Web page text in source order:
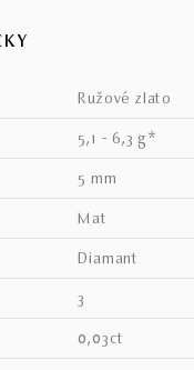
ružové zlato
5,1 - 6,3 g*
5 mm
mat
diamant
3
0,03ct